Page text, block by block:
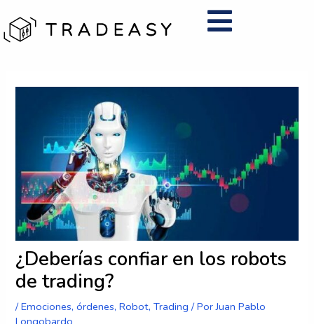
contenido
¿Deberías confiar en los robots
de trading?
/Emociones,órdenes,Robot,Trading / PorJuan Pablo
Longobardo